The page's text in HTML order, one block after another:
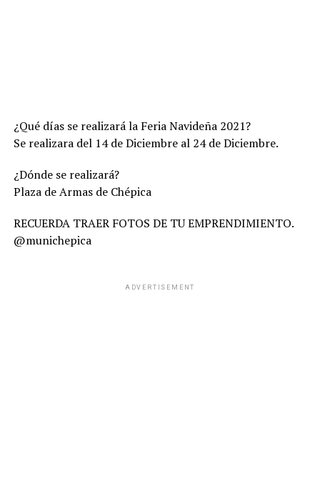
¿Qué días se realizará la Feria Navideña 2021?
Se realizara del 14 de Diciembre al 24 de Diciembre.
¿Dónde se realizará?
Plaza de Armas de Chépica
RECUERDA TRAER FOTOS DE TU EMPRENDIMIENTO.
@munichepica
ADVERTISEMENT